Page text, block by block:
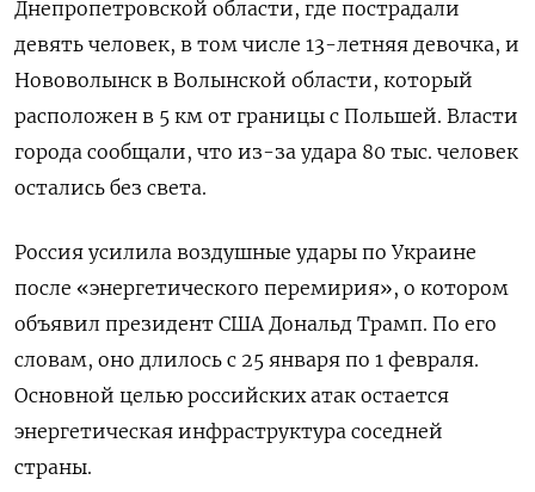
Днепропетровской области, где пострадали
девять человек, в том числе 13-летняя девочка, и
Нововолынск в Волынской области, который
расположен в 5 км от границы с Польшей. Власти
города сообщали, что из-за удара 80 тыс. человек
остались без света.
Россия усилила воздушные удары по Украине
после «энергетического перемирия», о котором
объявил президент США Дональд Трамп. По его
словам, оно длилось с 25 января по 1 февраля.
Основной целью российских атак остается
энергетическая инфраструктура соседней
страны.